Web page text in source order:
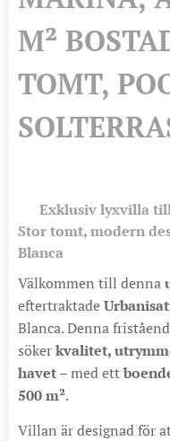
M²
TOMT,
Exklusiv lyxvilla
Stor tomt, modern
Blanca
Välkommen till denna
eftertraktade
Blanca. Denna
sökerkvalitet,
havet– med ett
500 m².
Villan är designad för